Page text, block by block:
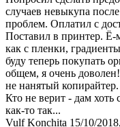
случаев невыкупа
проблем. Оплатил с
Поставил в принтер.
как с пленки,
буду теперь покупать
общем, я очень
не нанятый
Кто не верит - дам хоть
как-то так...
Vulf Konchita 15/10/